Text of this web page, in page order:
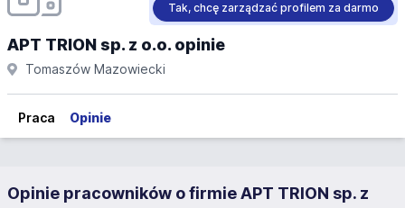
Tak, chcę zarządzać profilem za darmo
APT TRION sp. z o.o. opinie
Tomaszów Mazowiecki
Praca Opinie
Opinie pracowników o firmie APT TRION sp. z